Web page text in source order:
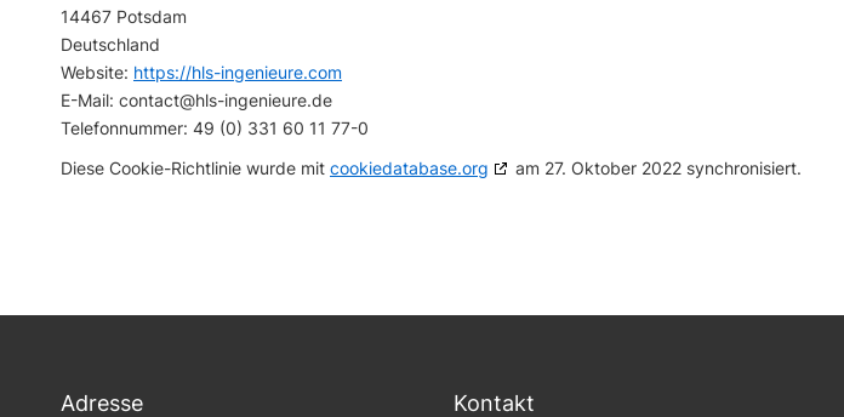
14467 Potsdam
Deutschland
Website: https://hls-ingenieure.com
E-Mail: contact@hls-ingenieure.de
Telefonnummer: 49 (0) 331 60 11 77-0
Diese Cookie-Richtlinie wurde mit cookiedatabase.org am 27. Oktober 2022 synchronisiert.
Adresse Kontakt